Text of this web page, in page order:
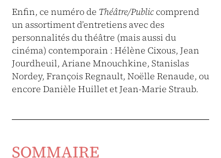
Enfin, ce numéro de Théâtre/Public comprend
un assortiment d’entretiens avec des
personnalités du théâtre (mais aussi du
cinéma) contemporain : Hélène Cixous, Jean
Jourdheuil, Ariane Mnouchkine, Stanislas
Nordey, François Regnault, Noëlle Renaude, ou
encore Danièle Huillet et Jean-Marie Straub.
SOMMAIRE